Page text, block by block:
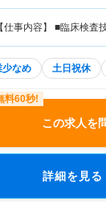
【仕事内容】 ■臨床検査
少なめ 土日祝休
この求人を
詳細を見る